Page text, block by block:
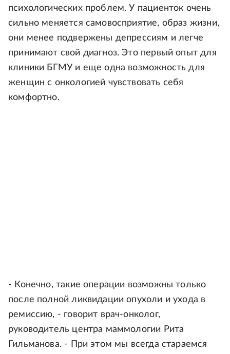
психологических проблем. У пациенток очень
сильно меняется самовосприятие, образ жизни,
они менее подвержены депрессиям и легче
принимают свой диагноз. Это первый опыт для
клиники БГМУ и еще одна возможность для
женщин с онкологией чувствовать себя
комфортно.
- Конечно, такие операции возможны только
после полной ликвидации опухоли и ухода в
ремиссию, - говорит врач-онколог,
руководитель центра маммологии Рита
Гильманова. - При этом мы всегда стараемся